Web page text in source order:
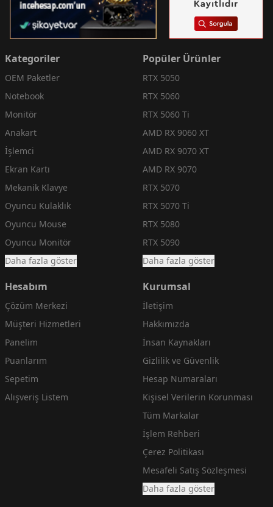
Kategoriler
OEM Paketler
Notebook
Monitör
Anakart
İşlemci
Ekran Kartı
Mekanik Klavye
Oyuncu Kulaklık
Oyuncu Mouse
Oyuncu Monitör
Daha fazla göster
Popüler Ürünler
RTX 5050
RTX 5060
RTX 5060 Ti
AMD RX 9060 XT
AMD RX 9070 XT
AMD RX 9070
RTX 5070
RTX 5070 Ti
RTX 5080
RTX 5090
Daha fazla göster
Hesabım
Çözüm Merkezi
Müşteri Hizmetleri
Panelim
Puanlarım
Sepetim
Alışveriş Listem
Kurumsal
İletişim
Hakkımızda
İnsan Kaynakları
Gizlilik ve Güvenlik
Hesap Numaraları
Kişisel Verilerin Korunması
Tüm Markalar
İşlem Rehberi
Çerez Politikası
Mesafeli Satış Sözleşmesi
Daha fazla göster